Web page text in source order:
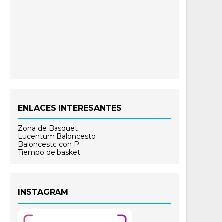
ENLACES INTERESANTES
Zona de Basquet
Lucentum Baloncesto
Baloncesto con P
Tiempo de basket
INSTAGRAM